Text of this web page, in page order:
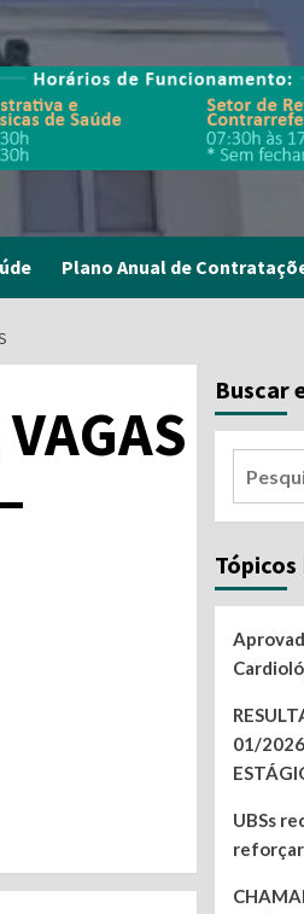
Plano Anual de
Buscar
01/2026
UBSs
reforçar